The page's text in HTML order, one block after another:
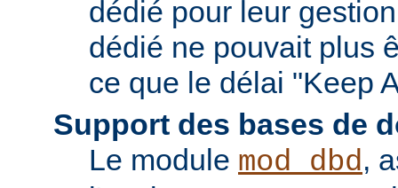
dédié pour leur
dédié ne pouvait plus
ce que le délai "Keep
Support des bases de
Le module mod_dbd,